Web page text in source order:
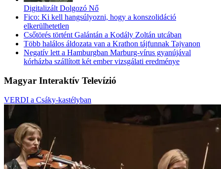
Digitalizált Dolgozó Nő
Fico: Ki kell hangsúlyozni, hogy a konszolidáció
elkerülhetetlen
Csőtörés történt Galántán a Kodály Zoltán utcában
Több halálos áldozata van a Krathon tájfunnak Tajvanon
Negatív lett a Hamburgban Marburg-vírus gyanújával
kórházba szállított két ember vizsgálati eredménye
Magyar Interaktív Televízió
VERDI a Csáky-kastélyban